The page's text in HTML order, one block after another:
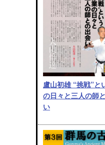
盧山初雄 “挑戦”と
の日々と三人の師
い